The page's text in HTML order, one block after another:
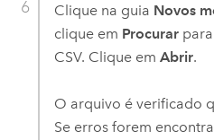
Clique na guia Novos
clique em Procurarpara
CSV. Clique em Abrir.
O arquivo é verificado
Se erros forem